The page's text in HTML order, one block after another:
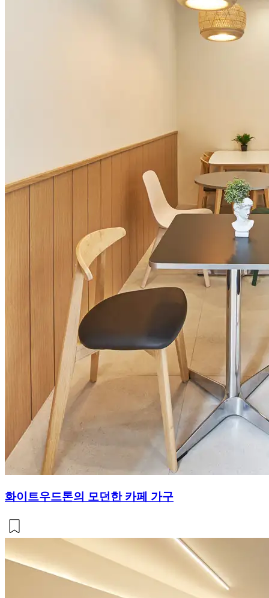
화이트우드톤의 모던한 카페 가구